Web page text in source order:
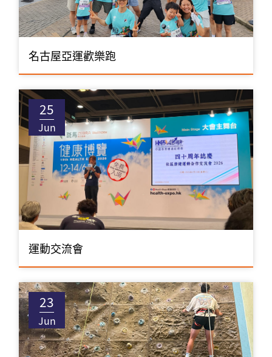
名古屋亞運歡樂跑
25
Jun
運動交流會
23
Jun